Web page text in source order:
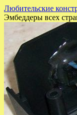
Любительские
Эмбеддеры всех